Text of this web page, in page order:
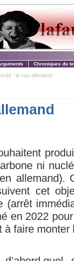
Chroniques du
: le cas allemand
ni
allemand).
cet
(arrêt
en 2022
faire monter